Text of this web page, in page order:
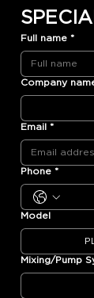
Full name *
Company
Email *
Phone *
Model
Mixing/Pump